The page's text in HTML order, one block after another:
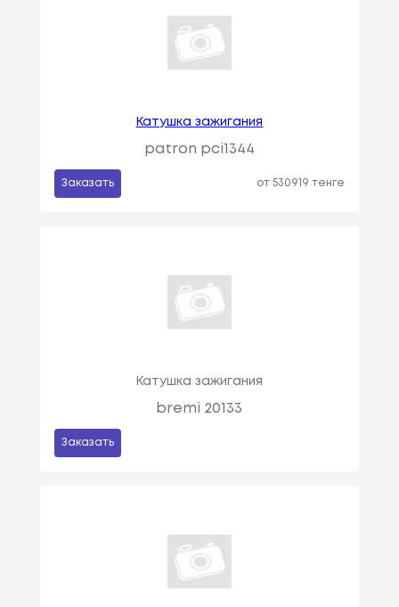
Катушка зажигания
patron pci1344
Заказать от 530919 тенге
Катушка зажигания
bremi 20133
Заказать